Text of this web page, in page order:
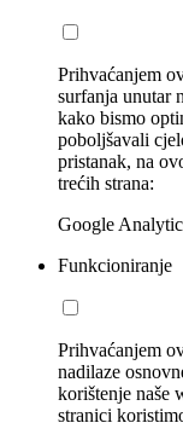
Prihvaćanjem
surfanja unutar
kako bismo
poboljšavali
pristanak, na
trećih strana:
Google
Funkcioniranje
Prihvaćanjem
nadilaze
korištenje naše
stranici